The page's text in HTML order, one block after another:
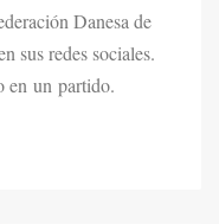
Danesa de
sus redes sociales.
en un partido.